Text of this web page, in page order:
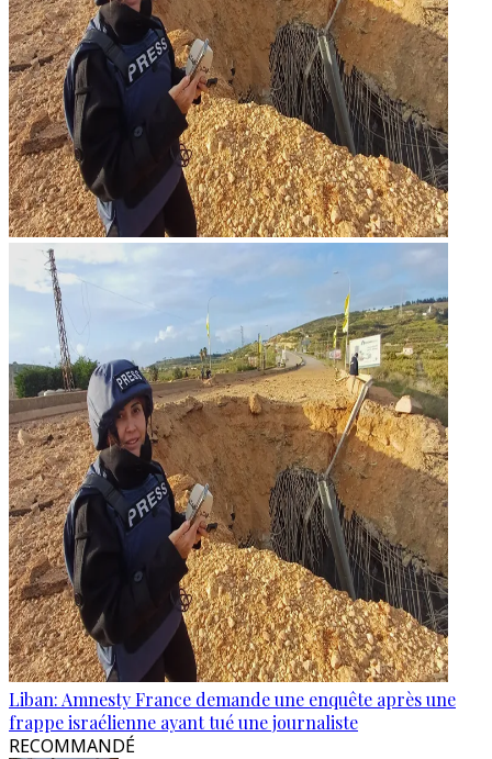
Liban: Amnesty France demande une enquête après une
frappe israélienne ayant tué une journaliste
RECOMMANDÉ